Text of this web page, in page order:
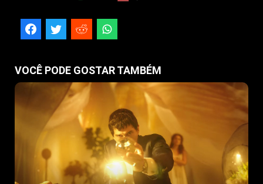
VOCÊ PODE GOSTAR TAMBÉM